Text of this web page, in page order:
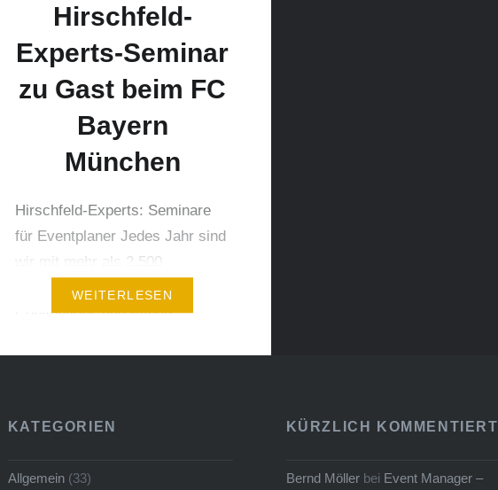
Hirschfeld-
Experts-Seminar
zu Gast beim FC
Bayern
München
Hirschfeld-Experts: Seminare
für Eventplaner Jedes Jahr sind
wir mit mehr als 2.500
Meetings, Incentives,
Conventions und Events
WEITERLESEN
KATEGORIEN
Allgemein(33)
KÜRZLICH KOMMENTIERT
Bernd Möllerbei Event Manager –